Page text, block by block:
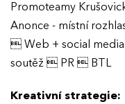
Promoteamy
Anonce - místní
 Web + social
soutěž  PR  BTL
Kreativní strategie: